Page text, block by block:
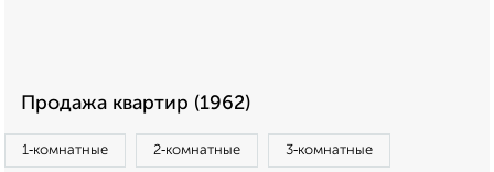
Продажа квартир (1962)
1‑комнатные 2‑комнатные 3‑комнатные